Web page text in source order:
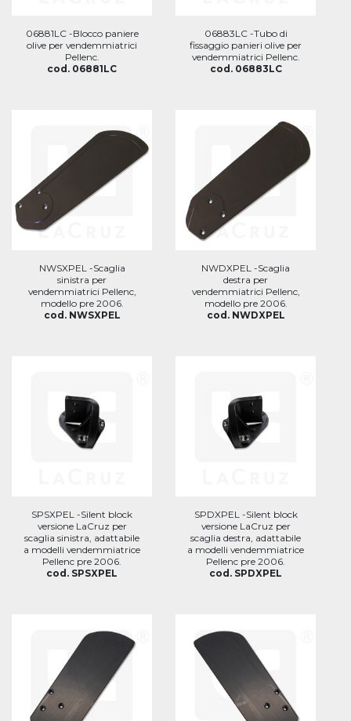
06881LC -Blocco paniere
olive per vendemmiatrici
Pellenc.
cod. 06881LC
06883LC -Tubo di
fissaggio panieri olive per
vendemmiatrici Pellenc.
cod. 06883LC
NWSXPEL -Scaglia
sinistra per
vendemmiatrici Pellenc,
modello pre 2006.
cod. NWSXPEL
NWDXPEL -Scaglia
destra per
vendemmiatrici Pellenc,
modello pre 2006.
cod. NWDXPEL
SPSXPEL -Silent block
versione LaCruz per
scaglia sinistra, adattabile
a modelli vendemmiatrice
Pellenc pre 2006.
cod. SPSXPEL
SPDXPEL -Silent block
versione LaCruz per
scaglia destra, adattabile
a modelli vendemmiatrice
Pellenc pre 2006.
cod. SPDXPEL